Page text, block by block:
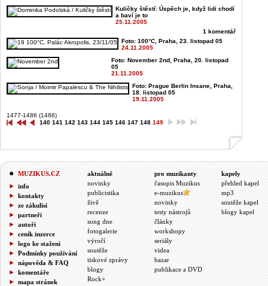
Kuličky štěstí: Úspěch je, když lidi chodí
a baví je to
25.11.2005
1 komentář
Foto: 100°C, Praha, 23. listopad 05
24.11.2005
Foto: November 2nd, Praha, 20. listopad
05
21.11.2005
Foto: Prague Berlin Insane, Praha,
18. listopad 05
19.11.2005
1477-1486 (1486)
140 141 142 143 144 145 146 147 148 149
MUZIKUS.CZ
info
kontakty
ze zákulisí
partneři
autoři
ceník inzerce
logo ke stažení
Podmínky používání
nápověda & FAQ
komentáře
mapa stránek
aktuálně
novinky
publicistika
živě
recenze
song dne
fotogalerie
výročí
soutěže
tiskové zprávy
blogy
Rock+
pro muzikanty
časopis Muzikus
e-muzikus
novinky
testy nástrojů
články
workshopy
seriály
videa
bazar
publikace a DVD
kapely
přehled kapel
mp3
soutěže kapel
blogy kapel